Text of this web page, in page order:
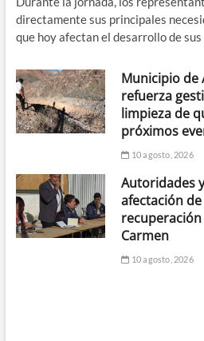
directamente sus principales
que hoy afectan el desarrollo de
Municipio de
refuerza
limpieza de
próximos
10 agosto, 2026
Autoridades
afectación
Carmen
10 agosto, 2026